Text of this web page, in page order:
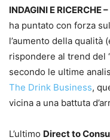
INDAGINI E RICERCHE –
ha puntato con forza
l’aumento della qualità
rispondere al trend del
secondo le ultime
The Drink Business,
vicina a una battuta
L’ultimo Direct to